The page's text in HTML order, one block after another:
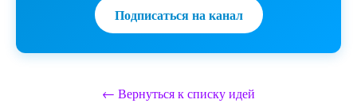
Подписаться на канал
← Вернуться к списку идей